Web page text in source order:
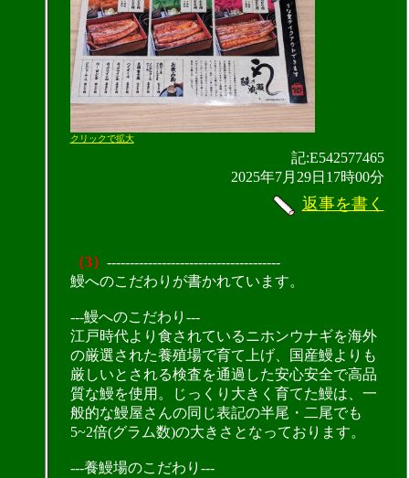
クリックで拡大
記:E542577465
2025年7月29日17時00分
返事を書く
（3） --------------------------------------
鰻へのこだわりが書かれています。
---鰻へのこだわり---
江戸時代より食されているニホンウナギを海外
の厳選された養殖場で育て上げ、国産鰻よりも
厳しいとされる検査を通過した安心安全で高品
質な鰻を使用。じっくり大きく育てた鰻は、一
般的な鰻屋さんの同じ表記の半尾・二尾でも
5~2倍(グラム数)の大きさとなっております。
---養鰻場のこだわり---